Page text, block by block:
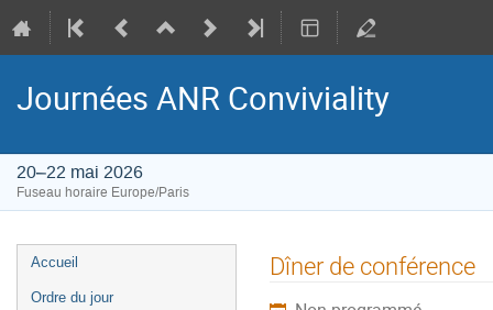
Journées ANR Conviviality
20–22 mai 2026
Fuseau horaire Europe/Paris
Menu
de
Accueil
Ordre du jour
Dîner de conférence